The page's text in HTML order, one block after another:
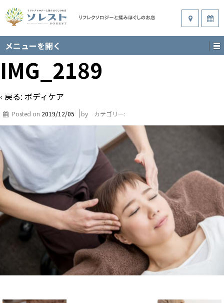
メニューを開く
IMG_2189
‹ 戻る: ボディケア
Posted on 2019/12/05 by カテゴリー: